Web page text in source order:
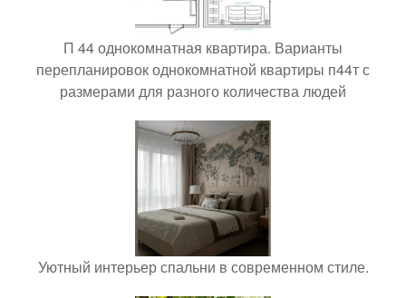
П 44 однокомнатная квартира. Варианты
перепланировок однокомнатной квартиры п44т с
размерами для разного количества людей
Уютный интерьер спальни в современном стиле.